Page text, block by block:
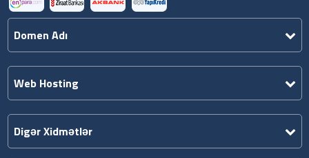
Domen Adı
Web Hosting
Digər Xidmətlər